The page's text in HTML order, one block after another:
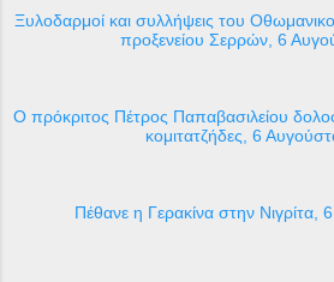
Ξυλοδαρμοί και συλλήψεις του
προξενείου Σερρών, 6
Ο πρόκριτος Πέτρος Παπαβασιλείου
κομιτατζήδες, 6
Πέθανε η Γερακίνα στην Νιγρίτα,